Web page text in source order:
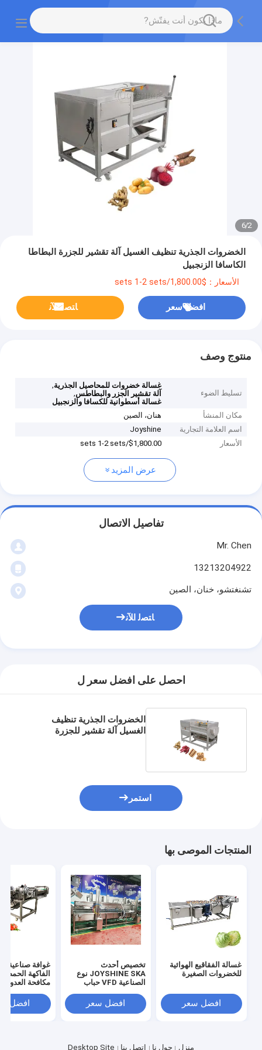
2
/
6
الخضروات الجذرية تنظيف الغسيل آلة تقشير للجزرة البطاطا
الكاسافا الزنجبيل
الأسعار：$1,800.00/sets 1-2 sets
افضل سعر ﺎﺘﺼﻟ ﺍﻶﻧ
منتوج وصف
تسليط الضوء
غسالة خضروات للمحاصيل الجذرية,
آلة تقشير الجزر والبطاطس,
غسالة أسطوانية للكسافا والزنجبيل
مكان المنشأ
هنان، الصين
اسم العلامة التجارية
Joyshine
الأسعار
$1,800.00/sets 1-2 sets
عرض المزيد
تفاصيل الاتصال
Mr. Chen
13213204922
تشنغتشو، خنان، الصين
ﺎﺘﺼﻟ ﺍﻶﻧ
احصل على افضل سعر ل
الخضروات الجذرية تنظيف
الغسيل آلة تقشير للجزرة
استمر
المنتجات الموصى بها
غسالة الفقاقيع الهوائية
للخضروات الصغيرة
افضل سعر
تخصيص أحدث
JOYSHINE SKA نوع
الصناعية VFD حباب
افضل سعر
غوافة صناعية
الفاكهة
مكافحة العدوى
JOYSHINE
افضل
منزل حول نا اتصل بنا Desktop Site